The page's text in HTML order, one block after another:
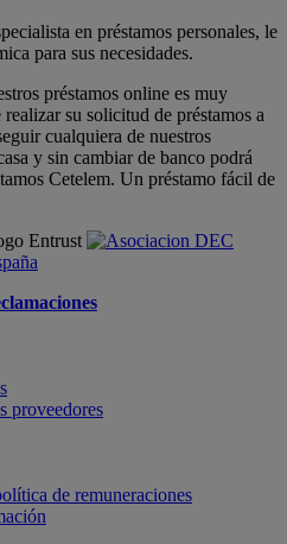
en préstamos personales, le
para sus necesidades.
préstamos online es muy
su solicitud de préstamos a
cualquiera de nuestros
y sin cambiar de banco podrá
Cetelem. Un préstamo fácil de
proveedores
de remuneraciones